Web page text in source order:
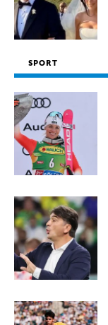
SPORT